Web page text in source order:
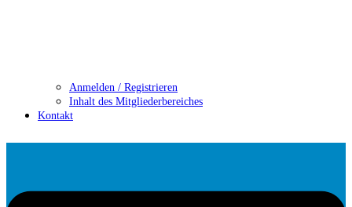
Anmelden / Registrieren
Inhalt des Mitgliederbereiches
Kontakt